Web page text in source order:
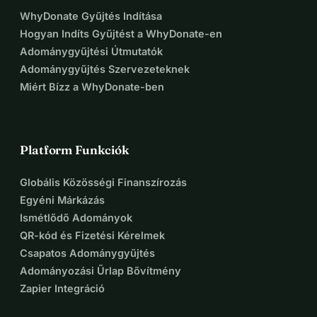
adományoddal.
WhyDonate Gyűjtés Indítása
Hogyan Indíts Gyűjtést a WhyDonate-en
Adománygyűjtési Útmutatók
Adománygyűjtés Szervezeteknek
Miért Bízz a WhyDonate-ben
Platform Funkciók
Globális Közösségi Finanszírozás
Egyéni Márkázás
Ismétlődő Adományok
QR-kód és Fizetési Kérelmek
Csapatos Adománygyűjtés
Adományozási Űrlap Bővítmény
Zapier Integráció